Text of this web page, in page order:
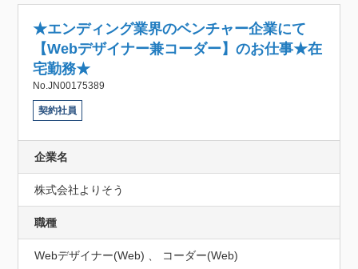
★エンディング業界のベンチャー企業にて
【Webデザイナー兼コーダー】のお仕事★在
宅勤務★
No.JN00175389
契約社員
企業名
株式会社よりそう
職種
Webデザイナー(Web) 、 コーダー(Web)